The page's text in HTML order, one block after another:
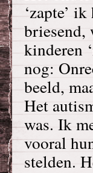
‘zapte’
briesend,
kinderen
nog:
beeld,
Het
was. Ik
vooral
stelden.